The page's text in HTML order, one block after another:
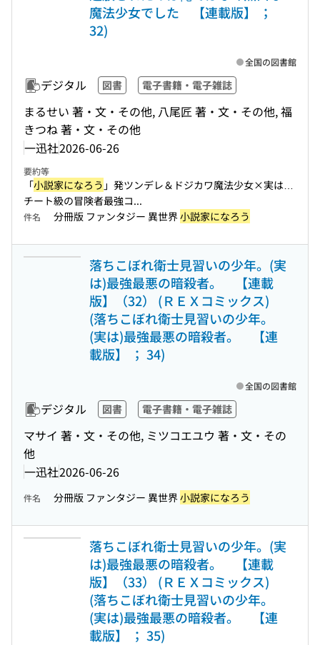
魔法少女でした 【連載版】 ；
32)
デジタル 図書 電子書籍・電子雑誌
まるせい 著・文・その他, 八尾匠 著・文・その他, 福
きつね 著・文・その他
一迅社2026-06-26
全国の図書館
要約等
「小説家になろう 」発ツンデレ＆ドジカワ魔法少女×実は…
チート級の冒険者最強コ...
件名 分冊版 ファンタジー 異世界小説家になろう
落ちこぼれ衛士見習いの少年。(実
は)最強最悪の暗殺者。 【連載
版】（32） (ＲＥＸコミックス)
(落ちこぼれ衛士見習いの少年。
(実は)最強最悪の暗殺者。 【連
載版】 ； 34)
デジタル 図書 電子書籍・電子雑誌
マサイ 著・文・その他, ミツコエユウ 著・文・その
他
一迅社2026-06-26
全国の図書館
件名 分冊版 ファンタジー 異世界小説家になろう
落ちこぼれ衛士見習いの少年。(実
は)最強最悪の暗殺者。 【連載
版】（33） (ＲＥＸコミックス)
(落ちこぼれ衛士見習いの少年。
(実は)最強最悪の暗殺者。 【連
載版】 ； 35)